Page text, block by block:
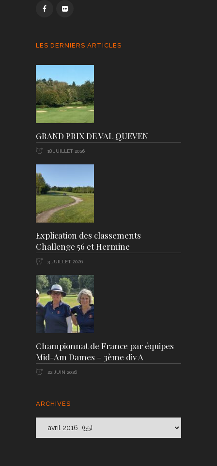
LES DERNIERS ARTICLES
GRAND PRIX DE VAL QUEVEN
18 JUILLET 2026
Explication des classements
Challenge 56 et Hermine
3 JUILLET 2026
Championnat de France par équipes
Mid-Am Dames – 3ème div A
22 JUIN 2026
ARCHIVES
Archives